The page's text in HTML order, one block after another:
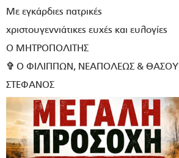
Με εγκάρδιες πατρικές
χριστουγεννιάτικες ευχές και ευλογίες
Ο ΜΗΤΡΟΠΟΛΙΤΗΣ
✞ Ο ΦΙΛΙΠΠΩΝ, ΝΕΑΠΟΛΕΩΣ & ΘΑΣΟΥ
ΣΤΕΦΑΝΟΣ